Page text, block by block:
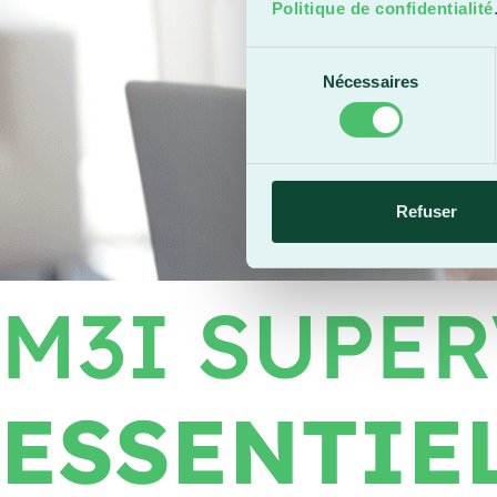
Politique de confidentialité
du
consentement
Nécessaires
Refuser
M3I